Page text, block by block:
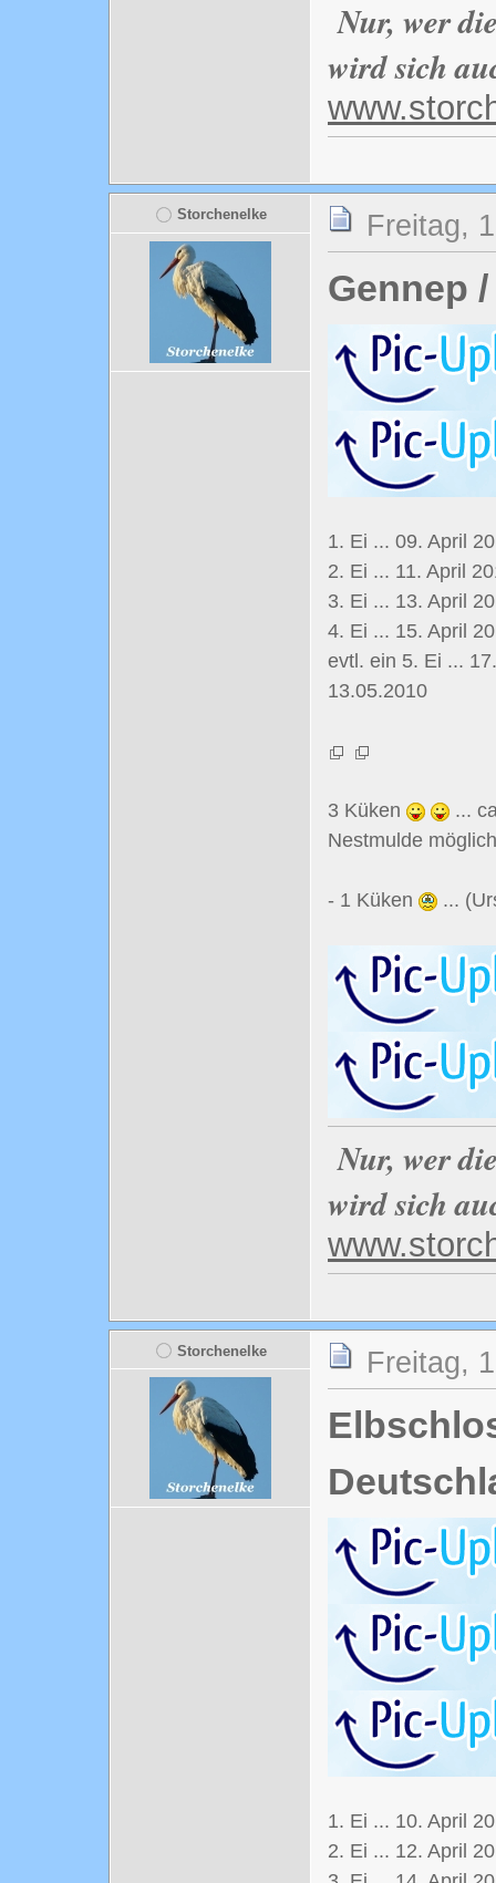
Nur, wer
wird sich
Storchenelke Freitag,
Gennep
1. Ei ... 09. April
2. Ei ... 11. April
3. Ei ... 13. April
4. Ei ... 15. April
evtl. ein 5. Ei ...
13.05.2010
3 Küken
...
Nestmulde
- 1 Küken ...
Nur, wer
wird sich
Storchenelke Freitag,
1. Ei ... 10. April
2. Ei ... 12. April